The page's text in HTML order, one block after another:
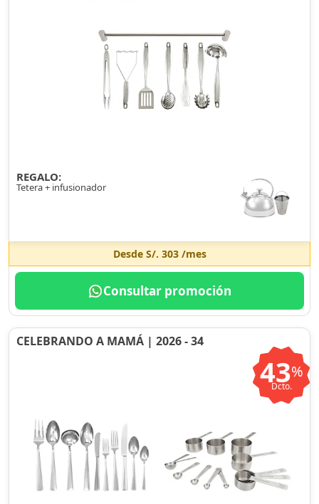
REGALO:
Tetera + infusionador
Desde S/. 303/mes
Consultar promoción
CELEBRANDO A MAMÁ | 2026 - 34
43%
Dcto.